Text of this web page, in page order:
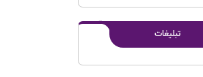
تبلیغات